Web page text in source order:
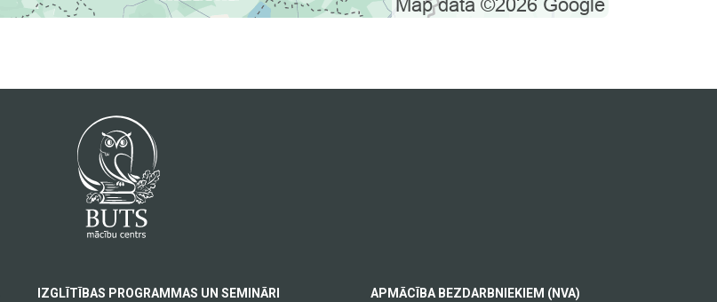
IZGLĪTĪBAS PROGRAMMAS UN SEMINĀRI APMĀCĪBA BEZDARBNIEKIEM (NVA)